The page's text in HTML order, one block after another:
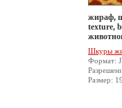
жираф,
texture,
Шкуры
Формат:
Размер: